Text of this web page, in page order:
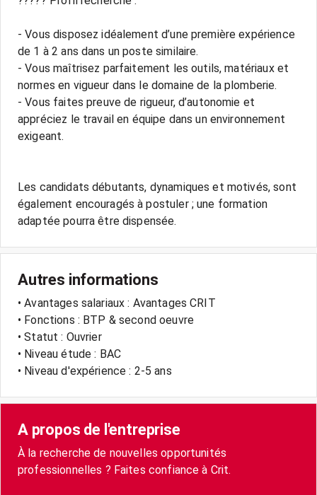
- Vous disposez idéalement d’une première expérience
de 1 à 2 ans dans un poste similaire.
- Vous maîtrisez parfaitement les outils, matériaux et
normes en vigueur dans le domaine de la plomberie.
- Vous faites preuve de rigueur, d’autonomie et
appréciez le travail en équipe dans un environnement
exigeant.
Les candidats débutants, dynamiques et motivés, sont
également encouragés à postuler ; une formation
Autres informations
• Avantages salariaux : Avantages CRIT
• Fonctions : BTP & second oeuvre
• Statut : Ouvrier
• Niveau étude : BAC
• Niveau d'expérience : 2-5 ans
A propos de l'entreprise
À la recherche de nouvelles opportunités
professionnelles ? Faites confiance à Crit.